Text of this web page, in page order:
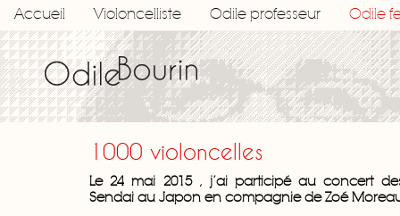
Accueil Violoncelliste Odile professeur Odile
1000 violoncelles
Le 24 mai 2015 , j’ai participé au concert
Sendai au Japon en compagnie de Zoé